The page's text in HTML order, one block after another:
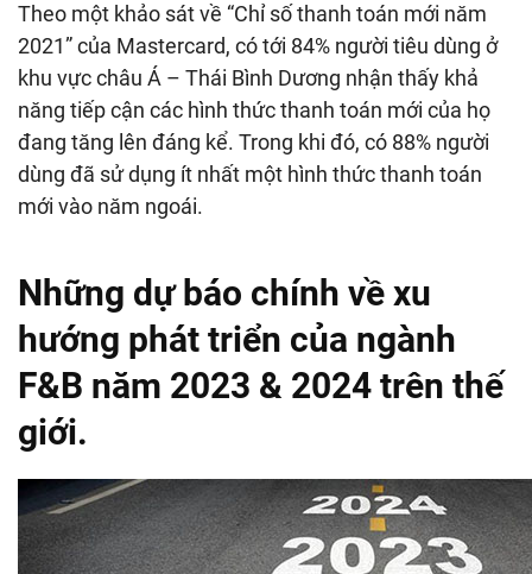
Theo một khảo sát về “Chỉ số thanh toán mới năm
2021” của Mastercard, có tới 84% người tiêu dùng ở
khu vực châu Á – Thái Bình Dương nhận thấy khả
năng tiếp cận các hình thức thanh toán mới của họ
đang tăng lên đáng kể. Trong khi đó, có 88% người
dùng đã sử dụng ít nhất một hình thức thanh toán
mới vào năm ngoái.
Những dự báo chính về xu
hướng phát triển của ngành
F&B năm 2023 & 2024 trên thế
giới.